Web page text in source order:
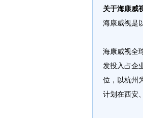
关于海康威
海康威视是
海康威视全
发投入占企
位，以杭州
计划在西安